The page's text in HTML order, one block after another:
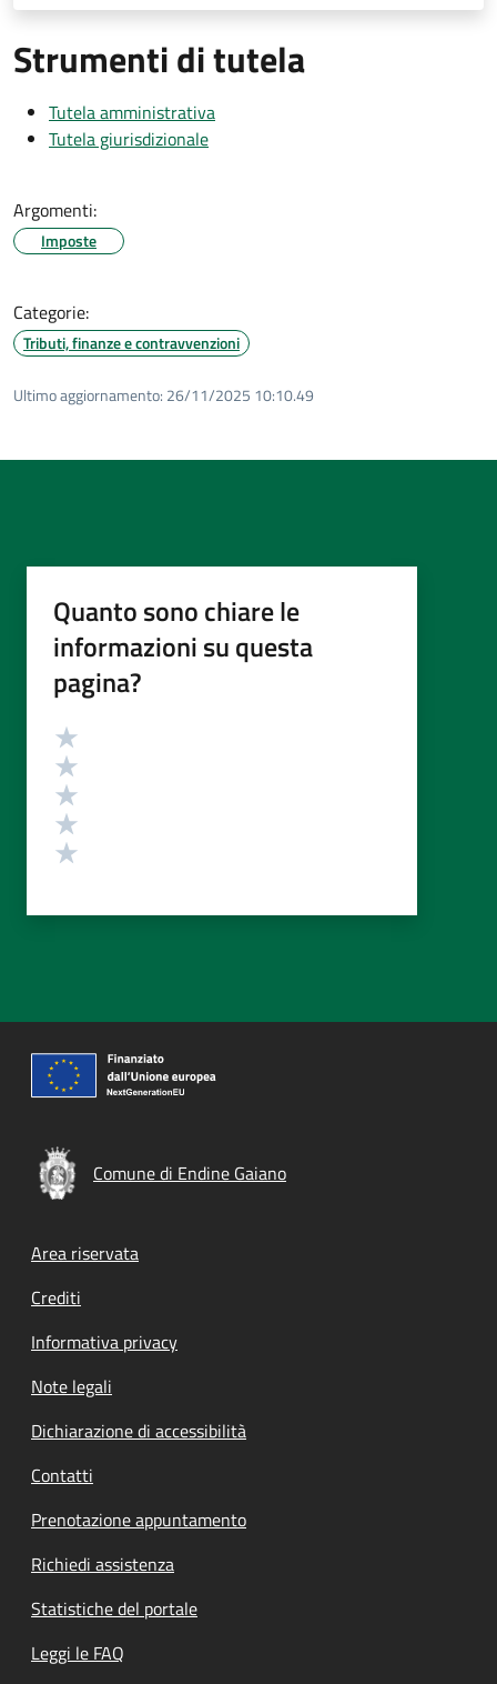
Strumenti di tutela
Tutela amministrativa
Tutela giurisdizionale
Argomenti:
Imposte
Categorie:
Tributi, finanze e contravvenzioni
Ultimo aggiornamento: 26/11/2025 10:10.49
Quanto sono chiare le
informazioni su questa
pagina?
Valutazione
Comune di Endine Gaiano
Footer menu
Area riservata
Crediti
Informativa privacy
Note legali
Dichiarazione di accessibilità
Contatti
Prenotazione appuntamento
Richiedi assistenza
Statistiche del portale
Leggi le FAQ